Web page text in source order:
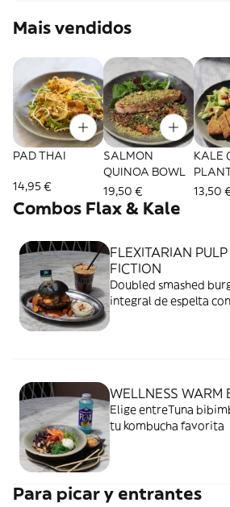
Mais vendidos
PAD THAI
14,95 €
SALMON
QUINOA BOWL
19,50 €
KALE
13,50
Combos Flax & Kale
FLEXITARIAN PULP
FICTION
Doubled smashed
integral de espelta
WELLNESS WARM
Elige entreTuna
tu kombucha favorita
Para picar y entrantes